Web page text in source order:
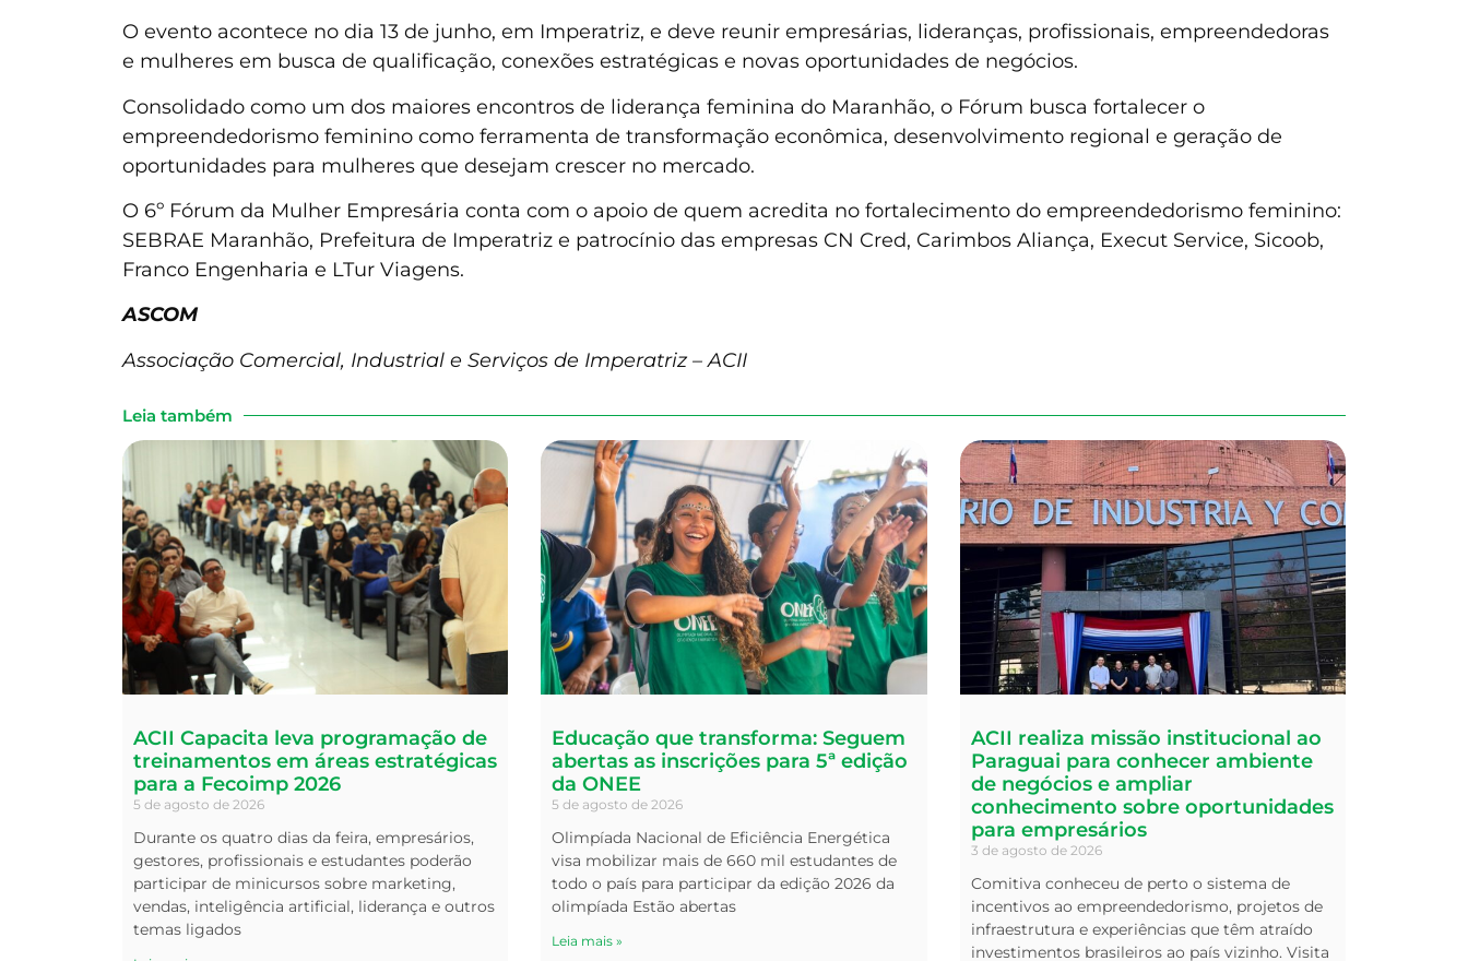
O evento acontece no dia 13 de junho, em Imperatriz, e deve reunir empresárias, lideranças, profissionais, empreendedoras
e mulheres em busca de qualificação, conexões estratégicas e novas oportunidades de negócios.
Consolidado como um dos maiores encontros de liderança feminina do Maranhão, o Fórum busca fortalecer o
empreendedorismo feminino como ferramenta de transformação econômica, desenvolvimento regional e geração de
oportunidades para mulheres que desejam crescer no mercado.
O 6º Fórum da Mulher Empresária conta com o apoio de quem acredita no fortalecimento do empreendedorismo feminino:
SEBRAE Maranhão, Prefeitura de Imperatriz e patrocínio das empresas CN Cred, Carimbos Aliança, Execut Service, Sicoob,
Franco Engenharia e LTur Viagens.
ASCOM
Associação Comercial, Industrial e Serviços de Imperatriz – ACII
Leia também
ACII Capacita leva programação de
treinamentos em áreas estratégicas
para a Fecoimp 2026
5 de agosto de 2026
Durante os quatro dias da feira, empresários,
gestores, profissionais e estudantes poderão
participar de minicursos sobre marketing,
vendas, inteligência artificial, liderança e outros
temas ligados
Educação que transforma: Seguem
abertas as inscrições para 5ª edição
da ONEE
5 de agosto de 2026
Olimpíada Nacional de Eficiência Energética
visa mobilizar mais de 660 mil estudantes de
todo o país para participar da edição 2026 da
olimpíada Estão abertas
Leia mais »
ACII realiza missão institucional ao
Paraguai para conhecer ambiente
de negócios e ampliar
conhecimento sobre oportunidades
para empresários
3 de agosto de 2026
Comitiva conheceu de perto o sistema de
incentivos ao empreendedorismo, projetos de
infraestrutura e experiências que têm atraído
investimentos brasileiros ao país vizinho. Visita